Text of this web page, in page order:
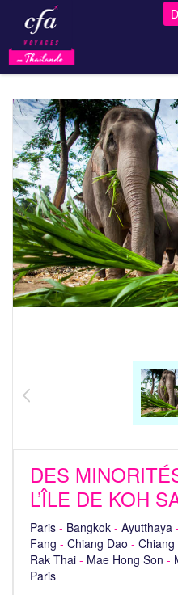
DES
L’ÎLE DE KOH
Paris - Bangkok - Ayutthaya -
Fang - Chiang Dao - Chiang
Rak Thai - Mae Hong Son -
Paris